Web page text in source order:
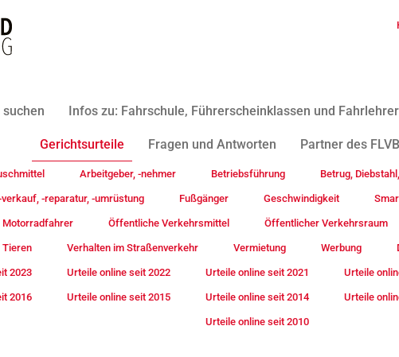
Infos zu: Fahrschule, Führerscheinklassen und
Gerichtsurteile Fragen und Antworten Partner des
Arbeitgeber, -nehmer Betriebsführung Betrug,
-reparatur, -umrüstung Fußgänger Geschwindigkeit
Motorradfahrer Öffentliche Verkehrsmittel Öffentlicher Verkehrsraum
Verhalten im Straßenverkehr Vermietung Werbung
2023 Urteile online seit 2022 Urteile online seit 2021 Urteile
2016 Urteile online seit 2015 Urteile online seit 2014 Urteile
Urteile online seit 2010